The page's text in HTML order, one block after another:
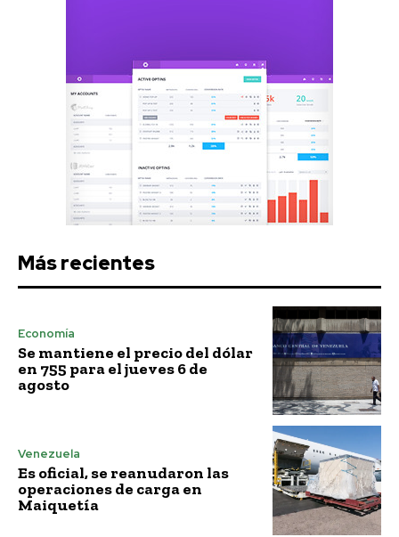
Más recientes
Economía
Se mantiene el precio del dólar
en 755 para el jueves 6 de
agosto
Venezuela
Es oficial, se reanudaron las
operaciones de carga en
Maiquetía